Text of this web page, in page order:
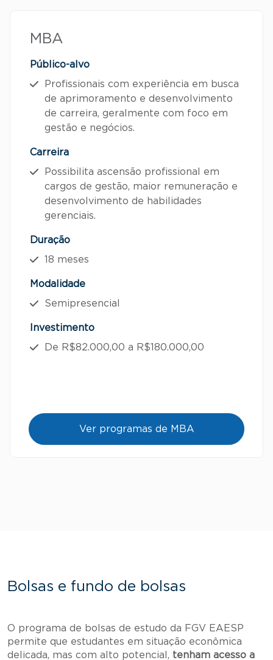
MBA
Público-alvo
Profissionais com experiência em busca
de aprimoramento e desenvolvimento
de carreira, geralmente com foco em
gestão e negócios.
Carreira
Possibilita ascensão profissional em
cargos de gestão, maior remuneração e
desenvolvimento de habilidades
gerenciais.
Duração
18 meses
Modalidade
Semipresencial
Investimento
De R$82.000,00 a R$180.000,00
Ver programas de MBA
Bolsas e fundo de bolsas
O programa de bolsas de estudo da FGV EAESP
permite que estudantes em situação econômica
delicada, mas com alto potencial, tenham acesso a